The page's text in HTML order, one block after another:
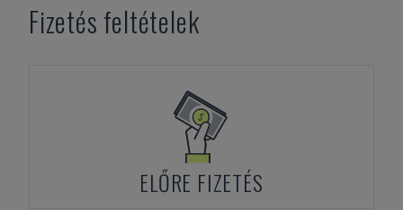
Fizetés feltételek
ELŐRE FIZETÉS